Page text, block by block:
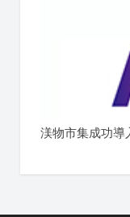
渼物市集成功導